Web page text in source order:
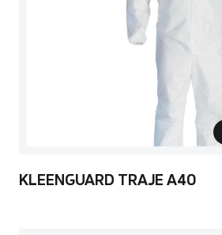
KLEENGUARD TRAJE A40